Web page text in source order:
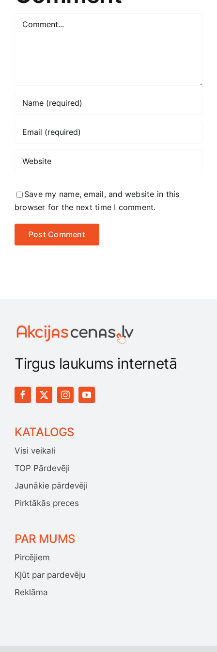
Comment
Save my name, email, and website in this
browser for the next time I comment.
Tirgus laukums internetā
KATALOGS
Visi veikali
TOP Pārdevēji
Jaunākie pārdevēji
Pirktākās preces
PAR MUMS
Pircējiem
Kļūt par pardevēju
Reklāma